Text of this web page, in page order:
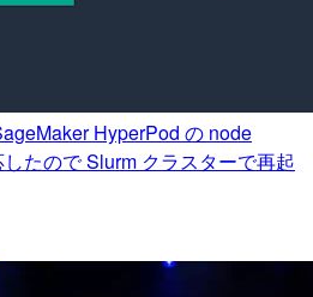
HyperPod の node
たので Slurm クラスターで再起